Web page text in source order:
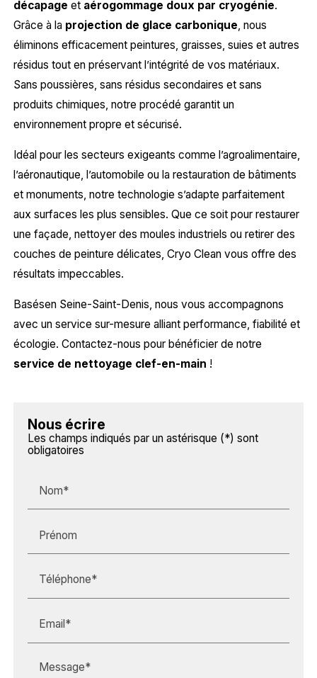
décapage et aérogommage doux par cryogénie.
Grâce à la projection de glace carbonique, nous
éliminons efficacement peintures, graisses, suies et autres
résidus tout en préservant l’intégrité de vos matériaux.
Sans poussières, sans résidus secondaires et sans
produits chimiques, notre procédé garantit un
environnement propre et sécurisé.
Idéal pour les secteurs exigeants comme l’agroalimentaire,
l’aéronautique, l’automobile ou la restauration de bâtiments
et monuments, notre technologie s’adapte parfaitement
aux surfaces les plus sensibles. Que ce soit pour restaurer
une façade, nettoyer des moules industriels ou retirer des
couches de peinture délicates, Cryo Clean vous offre des
résultats impeccables.
Basésen Seine-Saint-Denis, nous vous accompagnons
avec un service sur-mesure alliant performance, fiabilité et
écologie. Contactez-nous pour bénéficier de notre
service de nettoyage clef-en-main !
Nous écrire
Les champs indiqués par un astérisque (*) sont
obligatoires
Nom*
Prénom
Téléphone*
Email*
Message*